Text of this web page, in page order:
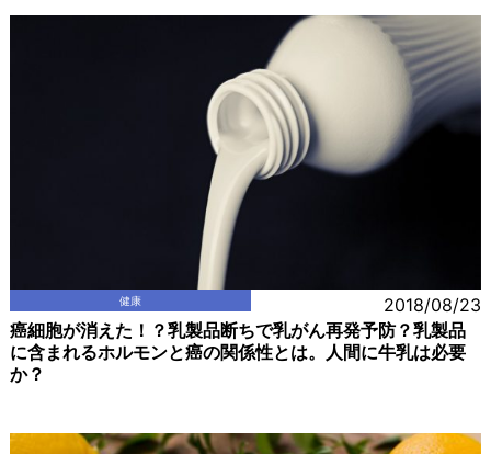
健康 2018/08/23
癌細胞が消えた！？乳製品断ちで乳がん再発予防？乳製品
に含まれるホルモンと癌の関係性とは。人間に牛乳は必要
か？